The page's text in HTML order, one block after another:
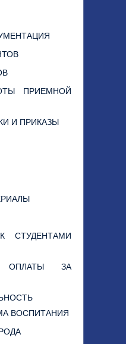
ПРИЕМНОЙ
И ПРИКАЗЫ
СТУДЕНТАМИ
ОПЛАТЫ ЗА
ВОСПИТАНИЯ